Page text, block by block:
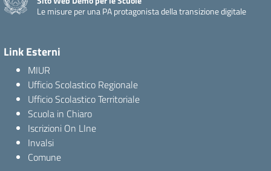
Le misure per una PA protagonista della transizione digitale
Link Esterni
MIUR
Ufficio Scolastico Regionale
Ufficio Scolastico Territoriale
Scuola in Chiaro
Iscrizioni On LIne
Invalsi
Comune